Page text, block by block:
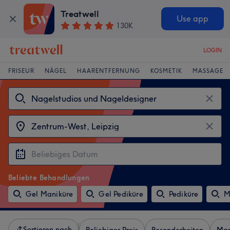
Treatwell
130K
Use app
LOGIN
FRISEUR NÄGEL HAARENTFERNUNG KOSMETIK MASSAGE
Beliebte Behandlungen
Gel Maniküre
Gel Pediküre Pediküre